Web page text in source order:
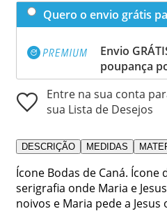
Quero o envio grátis
Envio
poupança
Entre na sua conta
sua Lista de Desejos
DESCRIÇÃO MEDIDAS
Ícone Bodas de Caná. Ícone
serigrafia onde Maria e
noivos e Maria pede a Jesus